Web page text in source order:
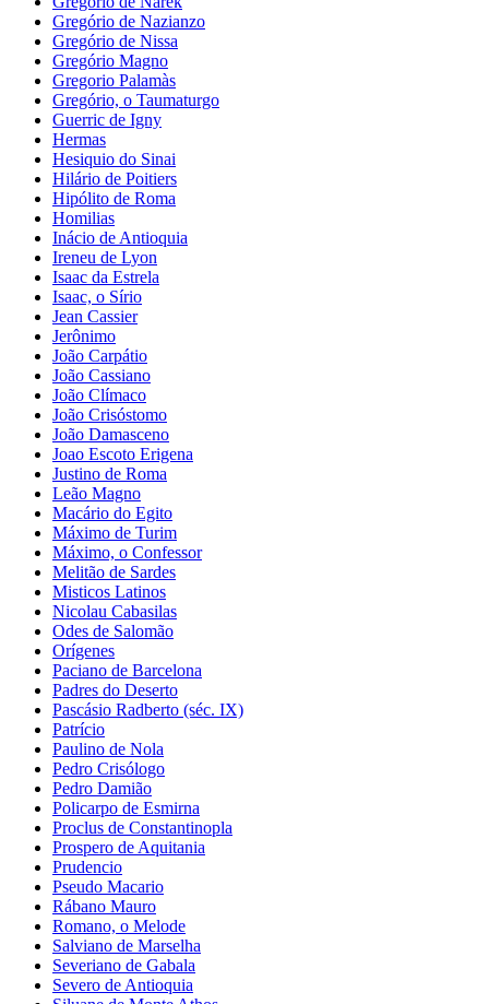
Gregório de Nazianzo
Gregório de Nissa
Gregório Magno
Gregorio Palamàs
Gregório, o Taumaturgo
Guerric de Igny
Hermas
Hesiquio do Sinai
Hilário de Poitiers
Hipólito de Roma
Homilias
Inácio de Antioquia
Ireneu de Lyon
Isaac da Estrela
Isaac, o Sírio
Jean Cassier
Jerônimo
João Carpátio
João Cassiano
João Clímaco
João Crisóstomo
João Damasceno
Joao Escoto Erigena
Justino de Roma
Leão Magno
Macário do Egito
Máximo de Turim
Máximo, o Confessor
Melitão de Sardes
Misticos Latinos
Nicolau Cabasilas
Odes de Salomão
Orígenes
Paciano de Barcelona
Padres do Deserto
Pascásio Radberto (séc. IX)
Patrício
Paulino de Nola
Pedro Crisólogo
Pedro Damião
Policarpo de Esmirna
Proclus de Constantinopla
Prospero de Aquitania
Prudencio
Pseudo Macario
Rábano Mauro
Romano, o Melode
Salviano de Marselha
Severiano de Gabala
Severo de Antioquia